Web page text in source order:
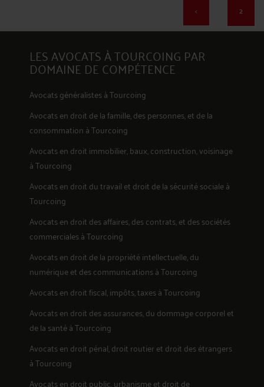
< 2
LES AVOCATS À TOURCOING PAR
DOMAINE DE COMPÉTENCE
Avocats généralistes à Tourcoing
Avocats en droit de la famille, des personnes, et de la
consommation à Tourcoing
Avocats en droit immobilier, baux, construction, voisinage
à Tourcoing
Avocats en droit du travail et droit de la sécurité socialeà
Tourcoing
Avocats en droit des affaires, des contrats, et des sociétés
commercialesà Tourcoing
Avocats en droit de la propriété intellectuelle, du
numérique et des communicationsà Tourcoing
Avocats en droit fiscal, impôts, taxesà Tourcoing
Avocats en droit des assurances, du dommage corporel et
de la santéà Tourcoing
Avocats en droit pénal, droit routier et droit des étrangers
à Tourcoing
Avocats en droit public, urbanisme et droit de